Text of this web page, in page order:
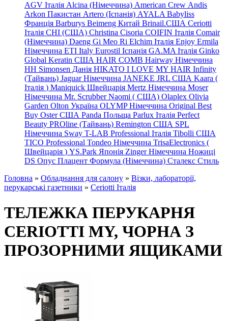
AGV Італія Alcina (Німеччина) American Crew Andis
Arkon Пакистан Artero (Іспанія) AYALA Babyliss
Франція Barburys Beimeng Китай Brinail.США Ceriotti
Італія CHI (США) Christina Cisoria COIFIN Італія Comair
(Німеччина) Daeng Gi Meo Ri Elchim Італія Enjoy Ermila
Німеччина ETI Italy Eurostil Іспанія GA.MA Італія Ginko
Global Keratin США HAIR COMB Hairway Німеччина
HH Simonsen Данія HIKATO I LOVE MY HAIR Infinity
(Тайвань) Jaguar Німеччина JANEKE JRL США Kaara (
Італія ) Maniquick Швейцарія Mertz Німеччина Moser
Німеччина Mr. Scrubber Naomi ( США) Olaplex Olivia
Garden Olton Україна OLYMP Німеччина Original Best
Buy Oster США Panda Польща Parlux Італія Perfect
Beauty PROline (Тайвань) Remington США SPL
Німеччина Sway T-LAB Professional Італія Tibolli США
TICO Professional Tondeo Німеччина TrisaElectronics (
Швейцарія ) YS.Park Японія Zinger Німеччина Ножиці
DS Опус Плацент Формула (Німеччина) Сталекс Стиль
Головна » Обладнання для салону » Візки, лабораторії,
перукарські газетники » Ceriotti Італія
ТЕЛЕЖКА ПЕРУКАРНЯ
CERIOTTI MY, ЧОРНА З
ПРОЗОРНИМИ ЯЩИКАМИ